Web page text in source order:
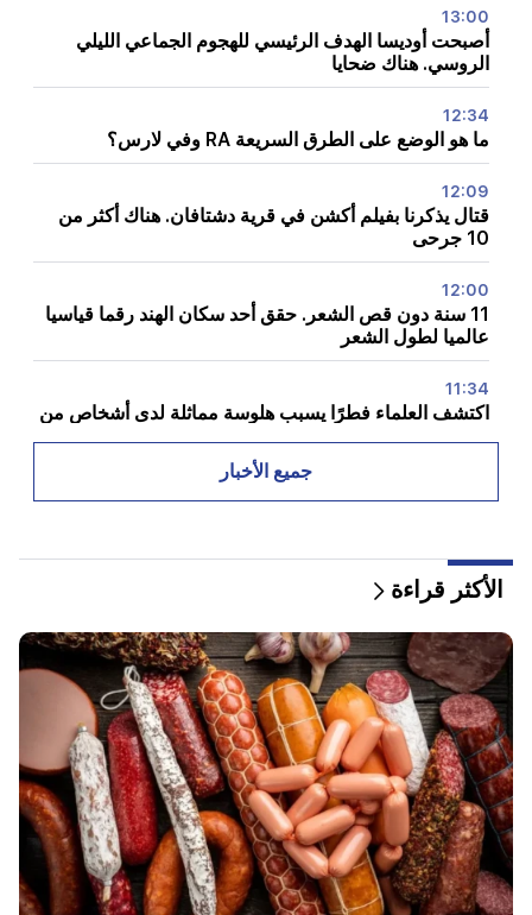
13:00
أصبحت أوديسا الهدف الرئيسي للهجوم الجماعي الليلي
الروسي. هناك ضحايا
12:34
ما هو الوضع على الطرق السريعة RA وفي لارس؟
12:09
قتال يذكرنا بفيلم أكشن في قرية دشتافان. هناك أكثر من
10 جرحى
12:00
11 سنة دون قص الشعر. حقق أحد سكان الهند رقما قياسيا
عالميا لطول الشعر
11:34
اكتشف العلماء فطرًا يسبب هلوسة مماثلة لدى أشخاص من
10:34
اكتشف العلماء إحدى السمات الرئيسية للغة البشرية في
الطيور المغردة
10:00
أندر مشهد: طائرة بدون طيار تصور ولادة حوت العنبر قبالة
سواحل أستراليا (فيديو)
01:49
تم اعتقال أرغم أبراهاميان لمدة شهرين
00:17
لن تحتوي العديد من العناوين على الغاز لفترة طويلة
جميع الأخبار
الأكثر قراءة
تذوق